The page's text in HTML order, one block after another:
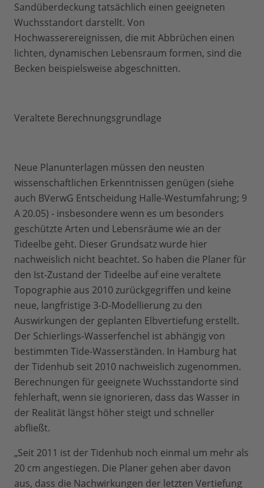
Sandüberdeckung tatsächlich einen geeigneten
Wuchsstandort darstellt. Von
Hochwasserereignissen, die mit Abbrüchen einen
lichten, dynamischen Lebensraum formen, sind die
Becken beispielsweise abgeschnitten.
Veraltete Berechnungsgrundlage
Neue Planunterlagen müssen den neusten
wissenschaftlichen Erkenntnissen genügen (siehe
auch BVerwG Entscheidung Halle-Westumfahrung; 9
A 20.05) - insbesondere wenn es um besonders
geschützte Arten und Lebensräume wie an der
Tideelbe geht. Dieser Grundsatz wurde hier
nachweislich nicht beachtet. So haben die Planer für
den Ist-Zustand der Tideelbe auf eine veraltete
Topographie aus 2010 zurückgegriffen und keine
neue, langfristige 3-D-Modellierung zu den
Auswirkungen der geplanten Elbvertiefung erstellt.
Der Schierlings-Wasserfenchel ist abhängig von
bestimmten Tide-Wasserständen. In Hamburg hat
der Tidenhub seit 2010 nachweislich zugenommen.
Berechnungen für geeignete Wuchsstandorte sind
fehlerhaft, wenn sie ignorieren, dass das Wasser in
der Realität längst höher steigt und schneller
abfließt.
„Seit 2011 ist der Tidenhub noch einmal um mehr als
20 cm angestiegen. Die Planer gehen aber davon
aus, dass die Nachwirkungen der letzten Vertiefung